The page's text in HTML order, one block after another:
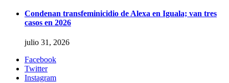
Condenan transfeminicidio de Alexa en Iguala; van tres
casos en 2026
julio 31, 2026
Facebook
Twitter
Instagram